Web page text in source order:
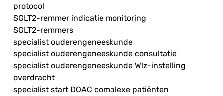
protocol
SGLT2-remmer indicatie monitoring
SGLT2-remmers
specialist ouderengeneeskunde
specialist ouderengeneeskunde consultatie
specialist ouderengeneeskunde Wlz-instelling
overdracht
specialist start DOAC complexe patiënten